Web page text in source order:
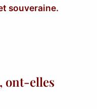
souveraine.
ont-elles